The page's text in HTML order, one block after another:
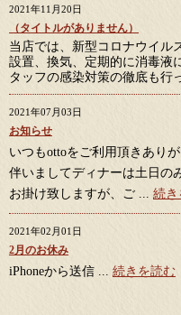
2021年11月20日
（タイトルがありません）
当店では、新型コロナウイル
設置、換気、定期的に消毒液
タッフの感染対策の徹底も行
2021年07月03日
お知らせ
いつもottoをご利用頂きあり
伴いましてディナーは土日の
お掛け致しますが、ご ... 続き
2021年02月01日
2月のお休み
iPhoneから送信 ... 続きを読む